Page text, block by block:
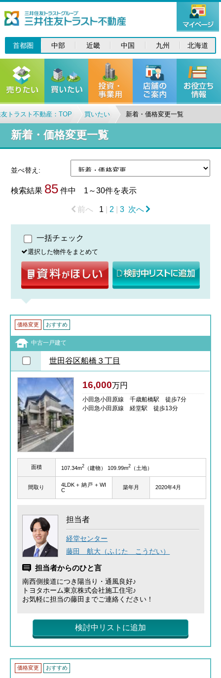
首都圏 中部 近畿 中国 九州 北海道
トラスト不動産：TOP 買いたい 新着・価格変更一覧
新着・価格変更一覧
並べ替え:
検索結果 85 件中 1～30件を表示
前へ 1 2 3 次へ
一括チェック
選択した物件をまとめて
価格変更 おすすめ
中古一戸建て
世田谷区船橋３丁目
16,000万円
小田急小田原線 千歳船橋駅 徒歩7分
小田急小田原線 経堂駅 徒歩13分
面積 107.34m2（建物） 109.99m2（土地）
間取り
4LDK＋納戸＋WI
C
築年月 2020年4月
担当者
経堂センター
藤田 航大（ふじた こうだい）
担当者からのひと言
南西側接道につき陽当り・通風良好♪
トヨタホーム東京株式会社施工住宅♪
お気軽に担当の藤田までご連絡ください！
検討中リストに追加
価格変更 おすすめ